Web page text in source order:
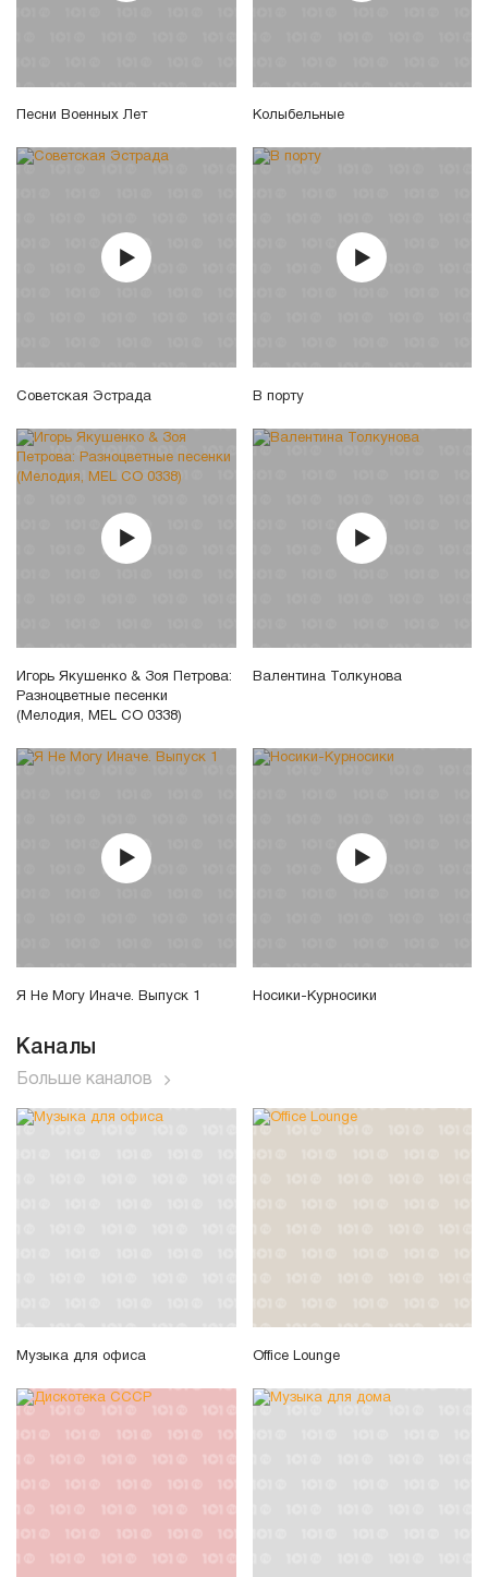
Песни Военных Лет Колыбельные
Советская Эстрада В порту
Игорь Якушенко & Зоя Петрова:
Разноцветные песенки
(Мелодия, MEL CO 0338)
Валентина Толкунова
Я Не Могу Иначе. Выпуск 1 Носики-Курносики
Каналы
Больше каналов
Музыка для офиса Office Lounge